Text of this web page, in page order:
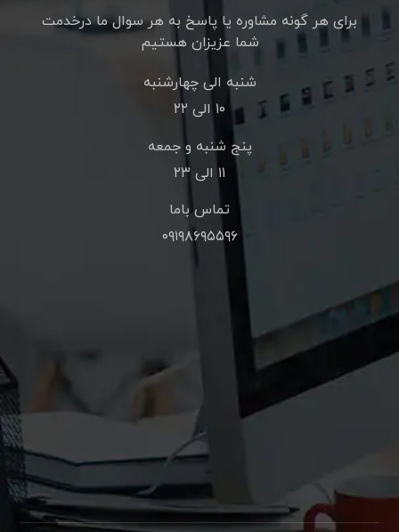
برای هر گونه مشاوره یا پاسخ به هر سوال ما درخدمت
شما عزیزان هستیم
شنبه الی چهارشنبه
۱۰ الی ۲۲
پنج شنبه و جمعه
۱۱ الی ۲۳
تماس باما
۰۹۱۹۸۶۹۵۵۹۶